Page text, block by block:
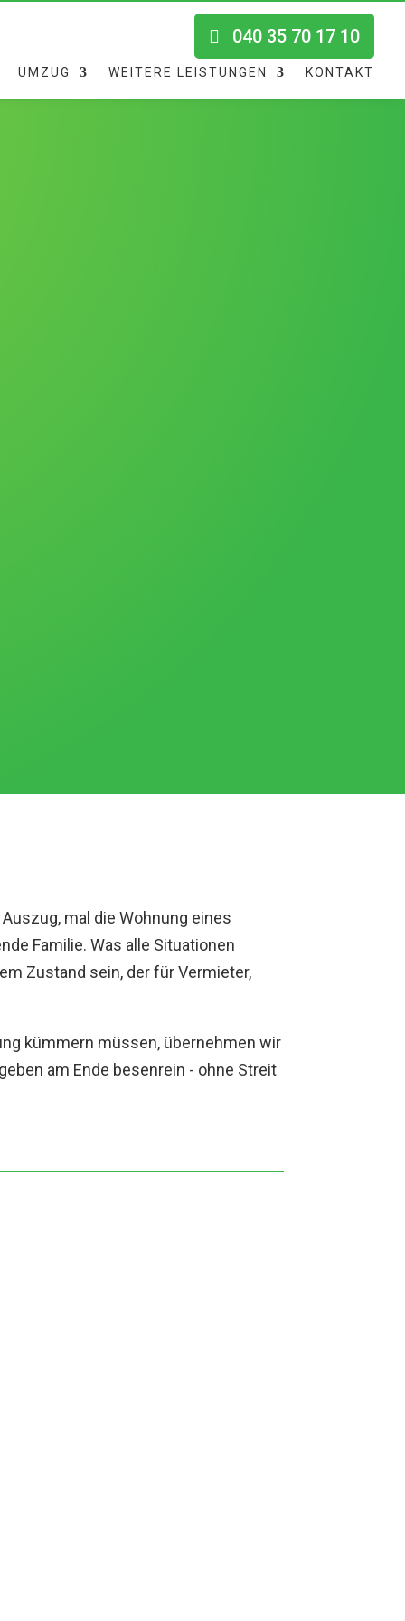
040 35 70 17 10
UMZUG WEITERE LEISTUNGEN KONTAKT
mal die Wohnung eines
Familie. Was alle Situationen
Zustand sein, der für Vermieter,
kümmern müssen, übernehmen wir
am Ende besenrein - ohne Streit